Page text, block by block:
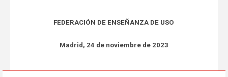
FEDERACIÓN DE ENSEÑANZA DE USO
Madrid, 24 de noviembre de 2023